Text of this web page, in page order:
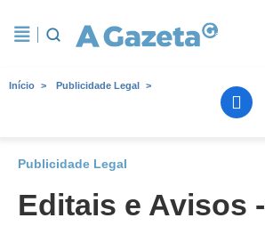
Início Publicidade Legal
Publicidade Legal
Editais e Avisos -